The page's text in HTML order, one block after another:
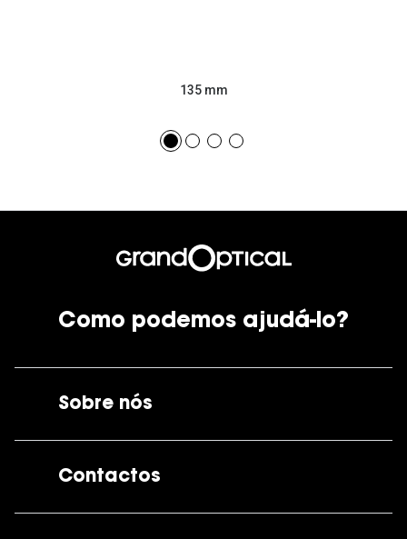
135 mm
Como podemos ajudá-lo?
Sobre nós
Contactos